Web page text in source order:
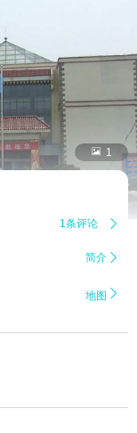
 1
1条评论 
简介 
地图 